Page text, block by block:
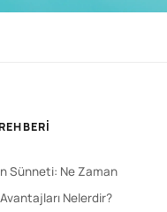
Sünneti: Ne Zaman
Avantajları Nelerdir?